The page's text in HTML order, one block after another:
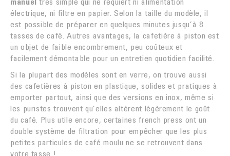
électrique, ni filtre en papier. Selon la taille du modèle, il
est possible de préparer en quelques minutes jusqu’à 8
tasses de café. Autres avantages, la cafetière à piston est
un objet de faible encombrement, peu coûteux et
facilement démontable pour un entretien quotidien facilité.
Si la plupart des modèles sont en verre, on trouve aussi
des cafetières à piston en plastique, solides et pratiques à
emporter partout, ainsi que des versions en inox, même si
les puristes trouvent qu’elles altèrent légèrement le goût
du café. Plus utile encore, certaines french press ont un
double système de filtration pour empêcher que les plus
petites particules de café moulu ne se retrouvent dans
votre tasse !